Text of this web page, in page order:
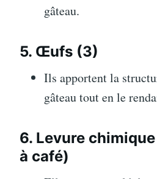
gâteau.
5. Œufs (3)
Ils apportent la
gâteau tout en le
6. Levure
à café)